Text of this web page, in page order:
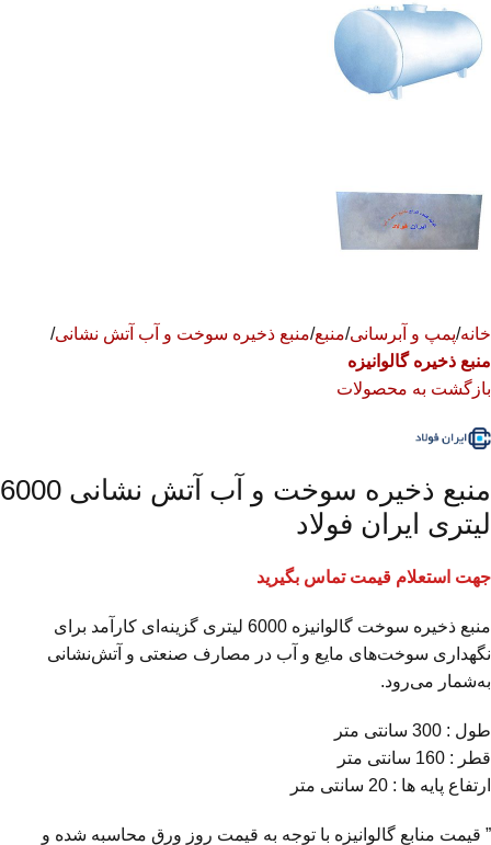
خانه پمپ و آبرسانی منبع منبع ذخیره سوخت و آب آتش نشانی
منبع ذخیره گالوانیزه
بازگشت به محصولات
منبع ذخیره سوخت و آب آتش نشانی 6000
لیتری ایران فولاد
جهت استعلام قیمت تماس بگیرید
منبع ذخیره سوخت گالوانیزه 6000 لیتری گزینه‌ای کارآمد برای
نگهداری سوخت‌های مایع و آب در مصارف صنعتی و آتش‌نشانی
به‌شمار می‌رود.
طول : 300 سانتی متر
قطر : 160 سانتی متر
ارتفاع پایه ها : 20 سانتی متر
” قیمت منابع گالوانیزه با توجه به قیمت روز ورق محاسبه شده و